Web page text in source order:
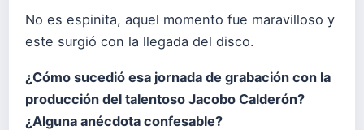
No es espinita, aquel momento fue maravilloso y
este surgió con la llegada del disco.
¿Cómo sucedió esa jornada de grabación con la
producción del talentoso Jacobo Calderón?
¿Alguna anécdota confesable?